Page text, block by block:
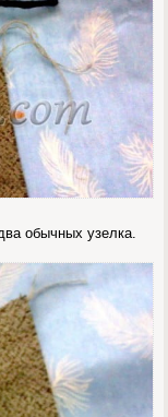
обычных узелка.